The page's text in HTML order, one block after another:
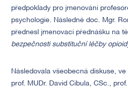
předpoklady pro jmenování
psychologie. Následně doc. Mgr.
přednesl jmenovací přednášku na
bezpečnosti substituční léčby
Následovala všeobecná diskuse,
prof. MUDr. David Cibula, CSc.,